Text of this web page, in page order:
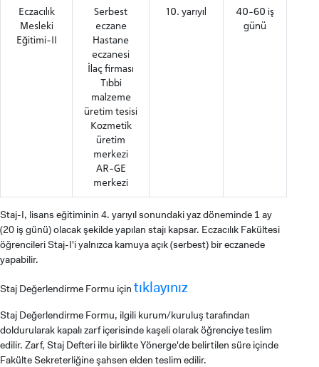
INTERNATIONAL
LİSANSÜSTÜ EĞİTİM ENSTİTÜSÜ
ÖNLİSANS ve
LİSANS ADAY ÖĞRENCİ
YATAY GEÇİŞ
Eczacılık
Mesleki
Eğitimi-II
Serbest
eczane
Hastane
eczanesi
İlaç firması
Tıbbi
malzeme
üretim tesisi
Kozmetik
üretim
merkezi
AR-GE
merkezi
10. yarıyıl
40-60 iş
günü
Staj-I, lisans eğitiminin 4. yarıyıl sonundaki yaz döneminde 1 ay
(20 iş günü) olacak şekilde yapılan stajı kapsar. Eczacılık Fakültesi
öğrencileri Staj-I'i yalnızca kamuya açık (serbest) bir eczanede
yapabilir.
Staj Değerlendirme Formu için tıklayınız
Staj Değerlendirme Formu, ilgili kurum/kuruluş tarafından
doldurularak kapalı zarf içerisinde kaşeli olarak öğrenciye teslim
edilir. Zarf, Staj Defteri ile birlikte Yönerge'de belirtilen süre içinde
Fakülte Sekreterliğine şahsen elden teslim edilir.